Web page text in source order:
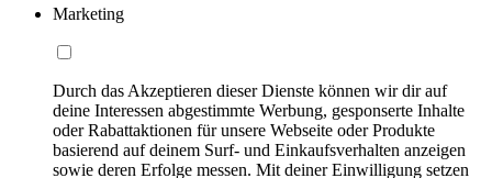
Marketing
Durch das Akzeptieren dieser Dienste können wir dir auf
deine Interessen abgestimmte Werbung, gesponserte Inhalte
oder Rabattaktionen für unsere Webseite oder Produkte
basierend auf deinem Surf- und Einkaufsverhalten anzeigen
sowie deren Erfolge messen. Mit deiner Einwilligung setzen